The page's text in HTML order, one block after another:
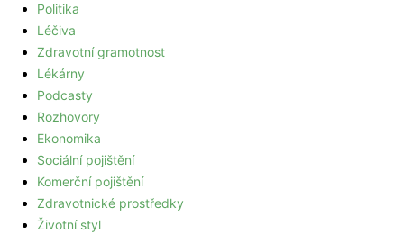
Politika
Léčiva
Zdravotní gramotnost
Lékárny
Podcasty
Rozhovory
Ekonomika
Sociální pojištění
Komerční pojištění
Zdravotnické prostředky
Životní styl